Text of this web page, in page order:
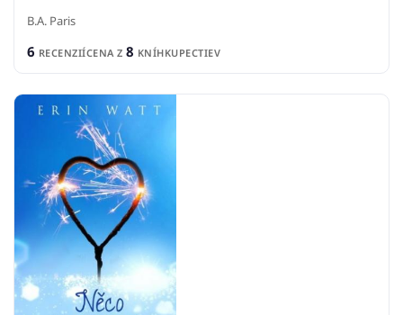
B.A. Paris
6 RECENZIÍCENA Z 8 KNÍHKUPECTIEV